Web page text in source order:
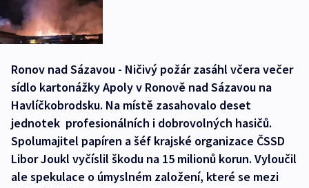
Ronov nad Sázavou - Ničivý požár zasáhl včera večer
sídlo kartonážky Apoly v Ronově nad Sázavou na
Havlíčkobrodsku. Na místě zasahovalo deset
jednotek profesionálních i dobrovolných hasičů.
Spolumajitel papíren a šéf krajské organizace ČSSD
Libor Joukl vyčíslil škodu na 15 milionů korun. Vyloučil
ale spekulace o úmyslném založení, které se mezi